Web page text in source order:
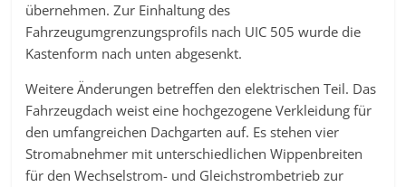
übernehmen. Zur Einhaltung des
Fahrzeugumgrenzungsprofils nach UIC 505 wurde die
Kastenform nach unten abgesenkt.
Weitere Änderungen betreffen den elektrischen Teil. Das
Fahrzeugdach weist eine hochgezogene Verkleidung für
den umfangreichen Dachgarten auf. Es stehen vier
Stromabnehmer mit unterschiedlichen Wippenbreiten
für den Wechselstrom- und Gleichstrombetrieb zur